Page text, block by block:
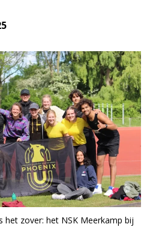
het zover: het NSK Meerkamp bij